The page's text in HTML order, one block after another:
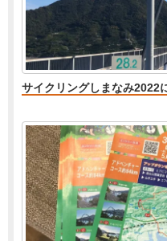
サイクリングしまなみ2022